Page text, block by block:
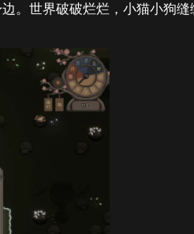
。世界破破烂烂，小猫小狗缝